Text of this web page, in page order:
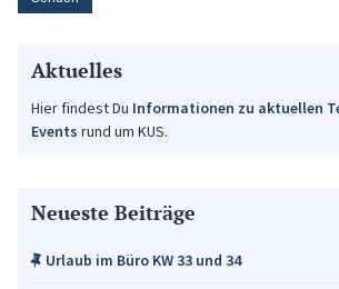
Aktuelles
Hier findest Du Informationen zu aktuellen
Events rund um KUS.
Neueste Beiträge
Urlaub im Büro KW 33 und 34